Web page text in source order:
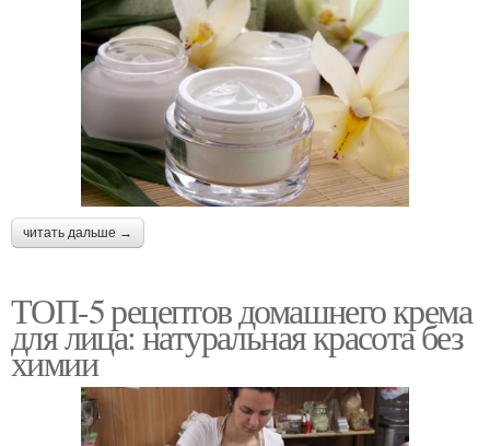
читать дальше →
ТОП-5 рецептов домашнего крема
для лица: натуральная красота без
химии